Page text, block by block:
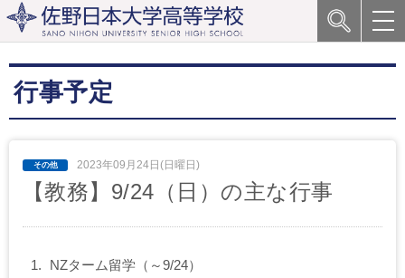
行事予定
2023年09月24日(日曜日)
【教務】9/24（日）の主な行事
NZターム留学（～9/24）